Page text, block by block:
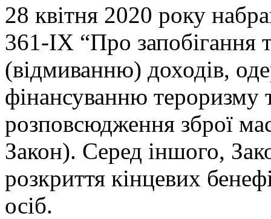
28 квітня 2020 року
361-IX “Про запобігання
(відмиванню) доходів,
фінансуванню тероризму
розповсюдження зброї
Закон). Серед іншого,
розкриття кінцевих
осіб.